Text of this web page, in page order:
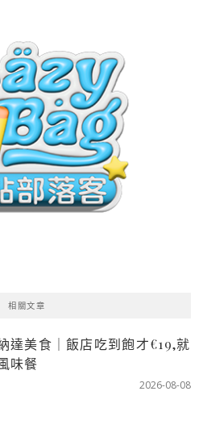
相關文章
達美食｜飯店吃到飽才€19,就
味餐
2026-08-08